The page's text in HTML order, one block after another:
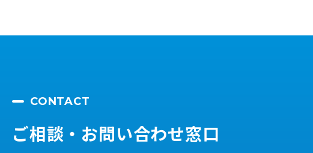
CONTACT
ご相談・お問い合わせ窓口